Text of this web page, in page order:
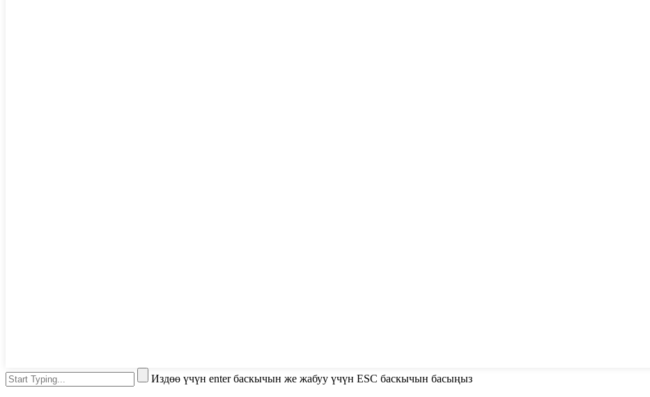
Издөө үчүн enter баскычын же жабуу үчүн ESC баскычын басыңыз